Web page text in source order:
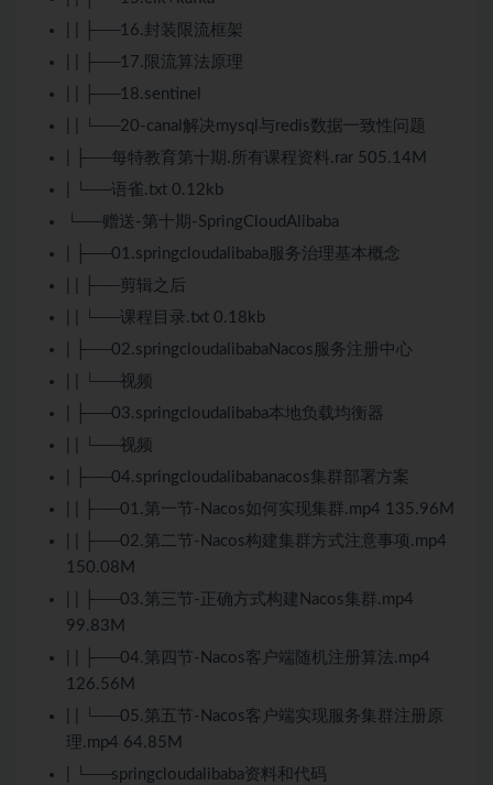
| | ├──16.封装限流框架
| | ├──17.限流算法原理
| | ├──18.sentinel
| | └──20-canal解决mysql与redis数据一致性问题
| ├──每特教育第十期.所有课程资料.rar 505.14M
| └──语雀.txt 0.12kb
└──赠送-第十期-SpringCloudAlibaba
| ├──01.springcloudalibaba服务治理基本概念
| | ├──剪辑之后
| | └──课程目录.txt 0.18kb
| ├──02.springcloudalibabaNacos服务注册中心
| | └──视频
| ├──03.springcloudalibaba本地负载均衡器
| | └──视频
| ├──04.springcloudalibabanacos集群部署方案
| | ├──01.第一节-Nacos如何实现集群.mp4 135.96M
| | ├──02.第二节-Nacos构建集群方式注意事项.mp4
150.08M
| | ├──03.第三节-正确方式构建Nacos集群.mp4
99.83M
| | ├──04.第四节-Nacos客户端随机注册算法.mp4
126.56M
| | └──05.第五节-Nacos客户端实现服务集群注册原
理.mp4 64.85M
| └──springcloudalibaba资料和代码